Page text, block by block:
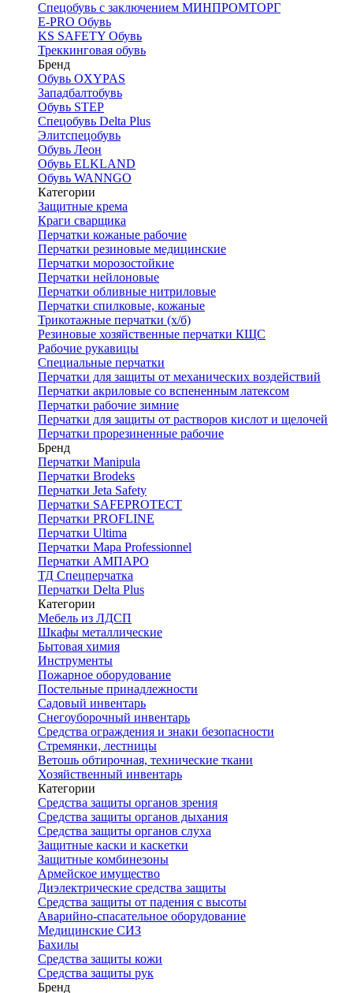
Спецобувь с заключением МИНПРОМТОРГ
E-PRO Обувь
KS SAFETY Обувь
Треккинговая обувь
Бренд
Обувь OXYPAS
Западбалтобувь
Обувь STEP
Спецобувь Delta Plus
Элитспецобувь
Обувь Леон
Обувь ELKLAND
Обувь WANNGO
Категории
Защитные крема
Краги сварщика
Перчатки кожаные рабочие
Перчатки резиновые медицинские
Перчатки морозостойкие
Перчатки нейлоновые
Перчатки обливные нитриловые
Перчатки спилковые, кожаные
Трикотажные перчатки (х/б)
Резиновые хозяйственные перчатки КЩС
Рабочие рукавицы
Специальные перчатки
Перчатки для защиты от механических воздействий
Перчатки акриловые со вспененным латексом
Перчатки рабочие зимние
Перчатки для защиты от растворов кислот и щелочей
Перчатки прорезиненные рабочие
Бренд
Перчатки Manipula
Перчатки Brodeks
Перчатки Jeta Safety
Перчатки SAFEPROTECT
Перчатки PROFLINE
Перчатки Ultima
Перчатки Мара Professionnel
Перчатки АМПАРО
ТД Спецперчатка
Перчатки Delta Plus
Категории
Мебель из ЛДСП
Шкафы металлические
Бытовая химия
Инструменты
Пожарное оборудование
Постельные принадлежности
Садовый инвентарь
Снегоуборочный инвентарь
Средства ограждения и знаки безопасности
Стремянки, лестницы
Ветошь обтирочная, технические ткани
Хозяйственный инвентарь
Категории
Средства защиты органов зрения
Средства защиты органов дыхания
Средства защиты органов слуха
Защитные каски и каскетки
Защитные комбинезоны
Армейское имущество
Диэлектрические средства защиты
Средства защиты от падения с высоты
Аварийно-спасательное оборудование
Медицинские СИЗ
Бахилы
Средства защиты кожи
Средства защиты рук
Бренд